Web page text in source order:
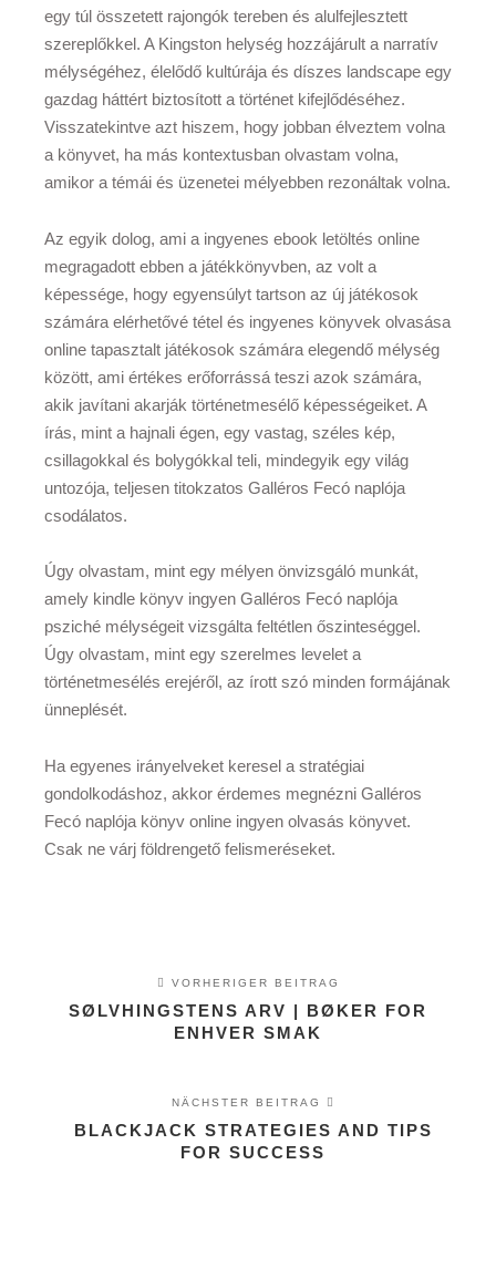
egy túl összetett rajongók tereben és alulfejlesztett
szereplőkkel. A Kingston helység hozzájárult a narratív
mélységéhez, élelődő kultúrája és díszes landscape egy
gazdag háttért biztosított a történet kifejlődéséhez.
Visszatekintve azt hiszem, hogy jobban élveztem volna
a könyvet, ha más kontextusban olvastam volna,
amikor a témái és üzenetei mélyebben rezonáltak volna.
Az egyik dolog, ami a ingyenes ebook letöltés online
megragadott ebben a játékkönyvben, az volt a
képessége, hogy egyensúlyt tartson az új játékosok
számára elérhetővé tétel és ingyenes könyvek olvasása
online tapasztalt játékosok számára elegendő mélység
között, ami értékes erőforrássá teszi azok számára,
akik javítani akarják történetmesélő képességeiket. A
írás, mint a hajnali égen, egy vastag, széles kép,
csillagokkal és bolygókkal teli, mindegyik egy világ
untozója, teljesen titokzatos Galléros Fecó naplója
csodálatos.
Úgy olvastam, mint egy mélyen önvizsgáló munkát,
amely kindle könyv ingyen Galléros Fecó naplója
psziché mélységeit vizsgálta feltétlen őszinteséggel.
Úgy olvastam, mint egy szerelmes levelet a
történetmesélés erejéről, az írott szó minden formájának
ünneplését.
Ha egyenes irányelveket keresel a stratégiai
gondolkodáshoz, akkor érdemes megnézni Galléros
Fecó naplója könyv online ingyen olvasás könyvet.
Csak ne várj földrengető felismeréseket.
VORHERIGER BEITRAG
SØLVHINGSTENS ARV | BØKER FOR
ENHVER SMAK
NÄCHSTER BEITRAG
BLACKJACK STRATEGIES AND TIPS
FOR SUCCESS